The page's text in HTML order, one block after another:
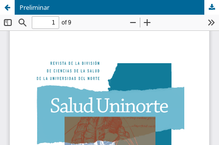
Preliminar